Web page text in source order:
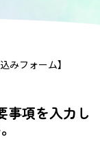
みフォーム】
事項を入力し